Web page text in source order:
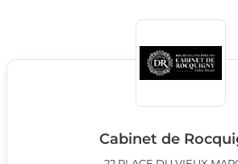
Cabinet de